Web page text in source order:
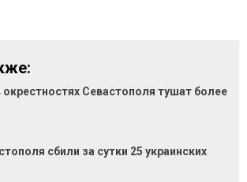
Севастополя тушат более
сбили за сутки 25 украинских